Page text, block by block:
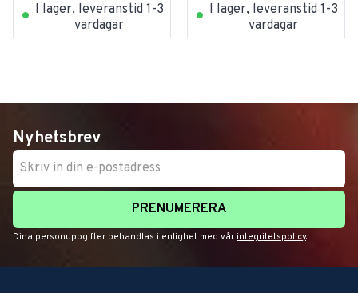
I lager, leveranstid 1-3
vardagar
I lager, leveranstid 1-3
vardagar
Nyhetsbrev
PRENUMERERA
Dina personuppgifter behandlas i enlighet med vår integritetspolicy.